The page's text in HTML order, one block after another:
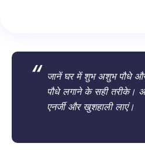
जानें घर में शुभ अशुभ पौधे
पौधे लगाने के सही तरीके।
एनर्जी और खुशहाली लाएं।